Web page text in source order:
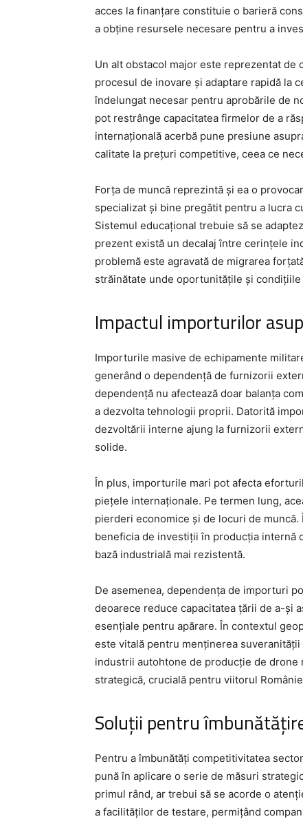
acces la finanțare constituie o barieră
a obține resursele necesare pentru a
Un alt obstacol major este reprezentat de
procesul de inovare și adaptare rapidă la
îndelungat necesar pentru aprobările de
pot restrânge capacitatea firmelor de a
internațională acerbă pune presiune
calitate la prețuri competitive, ceea ce
Forța de muncă reprezintă și ea o
specializat și bine pregătit pentru a lucra
Sistemul educațional trebuie să se
prezent există un decalaj între cerințele
problemă este agravată de migrarea
străinătate unde oportunitățile și
Impactul importurilor
Importurile masive de echipamente
generând o dependență de furnizorii
dependență nu afectează doar balanța
a dezvolta tehnologii proprii. Datorită
dezvoltării interne ajung la furnizorii
solide.
În plus, importurile mari pot afecta
piețele internaționale. Pe termen lung,
pierderi economice și de locuri de
beneficia de investiții în producția internă
bază industrială mai rezistentă.
De asemenea, dependența de importuri
deoarece reduce capacitatea țării de a-și
esențiale pentru apărare. În contextul
este vitală pentru menținerea
industrii autohtone de producție de
strategică, crucială pentru viitorul
Soluții pentru
Pentru a îmbunătăți competitivitatea
pună în aplicare o serie de măsuri
primul rând, ar trebui să se acorde o
a facilităților de testare, permițând